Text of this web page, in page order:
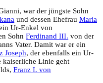
war der jüngste Sohn
und dessen Ehefrau Maria
Ur-Enkel von
Sohn Ferdinand III. von der
Vater. Damit war er ein
Joseph, der ebenfalls ein Ur-
Linie geht
Franz I. von